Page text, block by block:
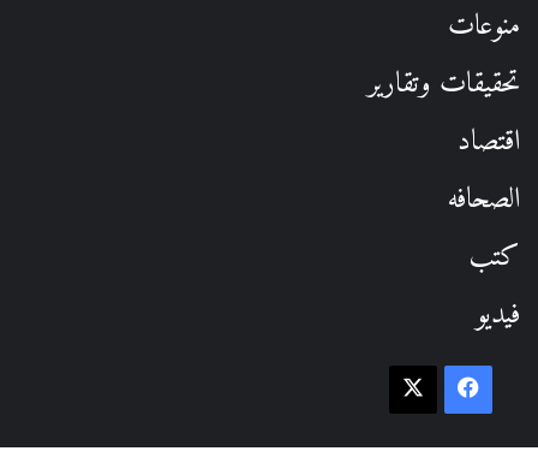
منوعات
تحقيقات وتقارير
اقتصاد
الصحافه
كتب
فيديو
فيسبوك